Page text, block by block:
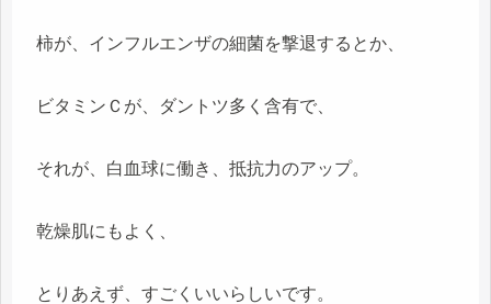
柿が、インフルエンザの細菌を撃退するとか、
ビタミンＣが、ダントツ多く含有で、
それが、白血球に働き、抵抗力のアップ。
乾燥肌にもよく、
とりあえず、すごくいいらしいです。